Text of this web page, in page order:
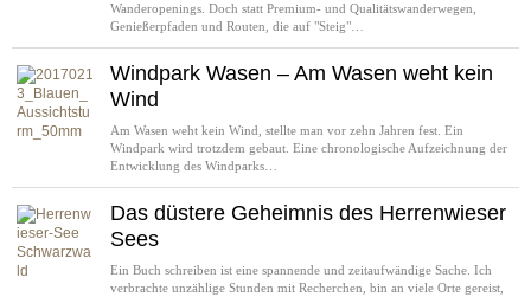
Wanderopenings. Doch statt Premium- und Qualitätswanderwegen,
Genießerpfaden und Routen, die auf "Steig"…
Windpark Wasen – Am Wasen weht kein
Wind
Am Wasen weht kein Wind, stellte man vor zehn Jahren fest. Ein
Windpark wird trotzdem gebaut. Eine chronologische Aufzeichnung der
Entwicklung des Windparks…
Das düstere Geheimnis des Herrenwieser
Sees
Ein Buch schreiben ist eine spannende und zeitaufwändige Sache. Ich
verbrachte unzählige Stunden mit Recherchen, bin an viele Orte gereist,